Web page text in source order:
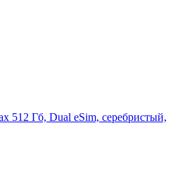
512 Гб, Dual eSim, серебристый,